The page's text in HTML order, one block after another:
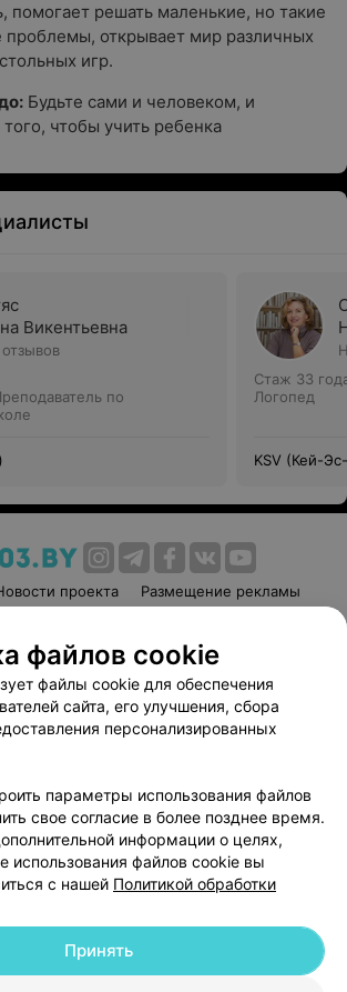
помогает решать маленькие, но такие
проблемы, открывает мир различных
игр.
Будьте сами и человеком, и
чтобы учить ребенка
Викентьевна
по
Стаж 33
Логопед
KSV (Кей-
проекта
Размещение рекламы
соглашение
Способы оплаты
Вакансии
Партнеры
руководителю 103.by
персональных данных
УНП 191700409
| 220012, Республика Беларусь,
файлов cookie
файлы cookie для обеспечения
сайта, его улучшения, сбора
персонализированных
параметры использования файлов
свое согласие в более позднее время.
информации о целях,
использования файлов cookie вы
с нашей Политикой обработки
Принять